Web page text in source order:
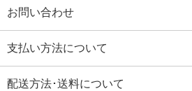
お問い合わせ
支払い方法について
配送方法･送料について